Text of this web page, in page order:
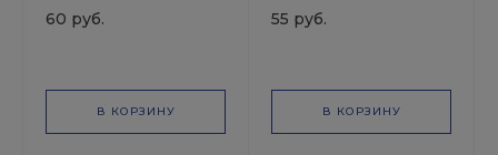
Полоска
шлифовальная на
60 руб.
В КОРЗИНУ
Полоска
шлифовальная на
55 руб.
В КОРЗИНУ